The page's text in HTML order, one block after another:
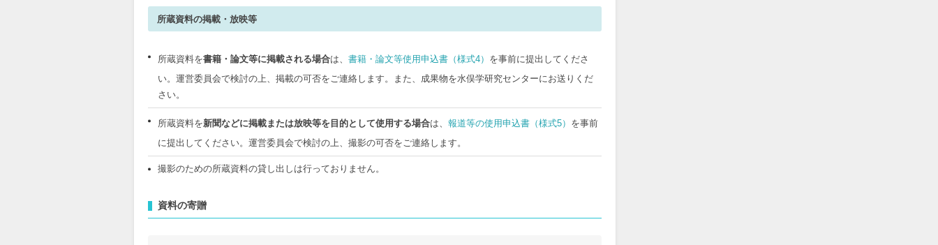
所蔵資料の掲載・放映等
所蔵資料を書籍・論文等に掲載される場合は、書籍・論文等使用申込書（様式4） を事前に提出してくださ
い。運営委員会で検討の上、掲載の可否をご連絡します。また、成果物を水俣学研究センターにお送りくだ
さい。
所蔵資料を新聞などに掲載または放映等を目的として使用する場合は、報道等の使用申込書（様式5） を事前
に提出してください。運営委員会で検討の上、撮影の可否をご連絡します。
撮影のための所蔵資料の貸し出しは行っておりません。
資料の寄贈